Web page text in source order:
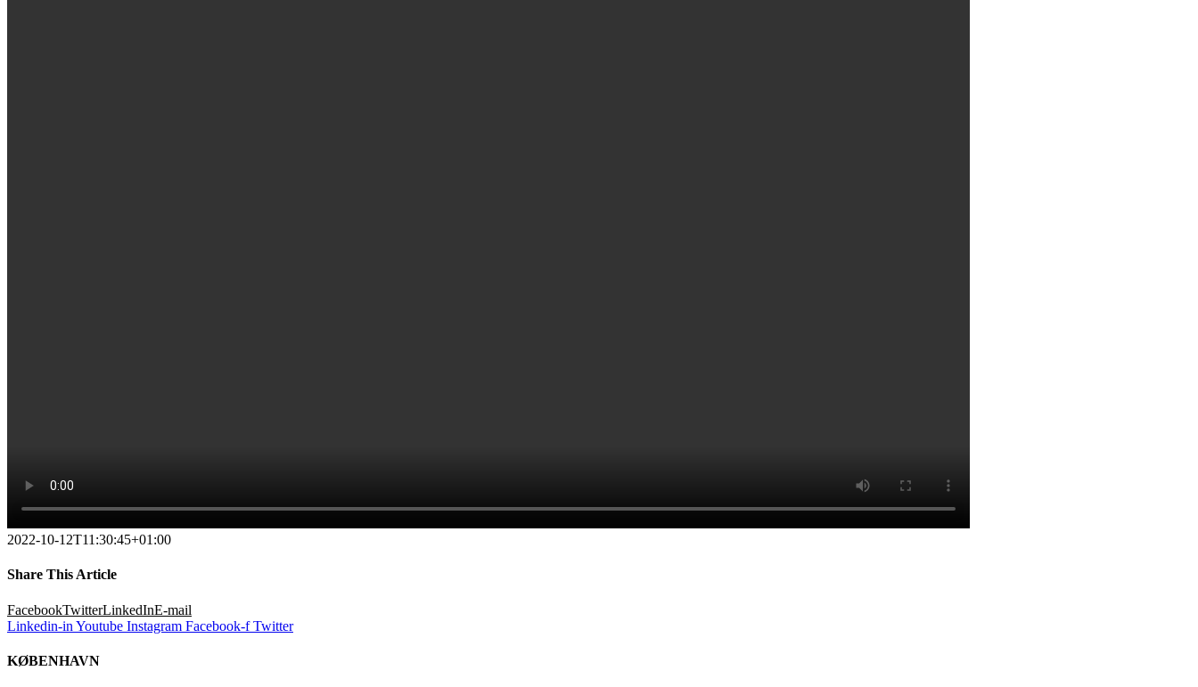
2022-10-12T11:30:45+01:00
Share This Article
FacebookTwitterLinkedInE-mail
Linkedin-in Youtube Instagram Facebook-f Twitter
KØBENHAVN